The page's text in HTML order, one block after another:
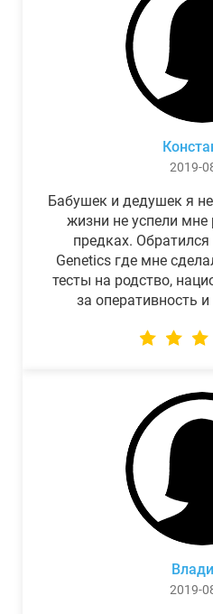
2019-
Бабушек и дедушек я
жизни не успели мне
предках.
Genetics где мне
тесты на родство,
за оперативность
2019-